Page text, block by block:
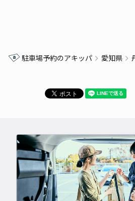
駐車場予約のアキッパ 愛知県